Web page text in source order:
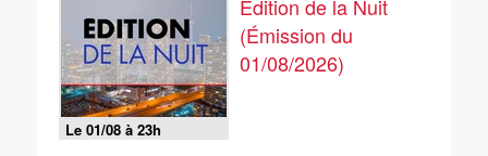
Le 01/08 à 23h
Édition de la Nuit
(Émission du
01/08/2026)